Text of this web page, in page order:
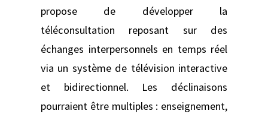
propose de développer la
téléconsultation reposant sur des
échanges interpersonnels en temps réel
via un système de télévision interactive
et bidirectionnel. Les déclinaisons
pourraient être multiples : enseignement,